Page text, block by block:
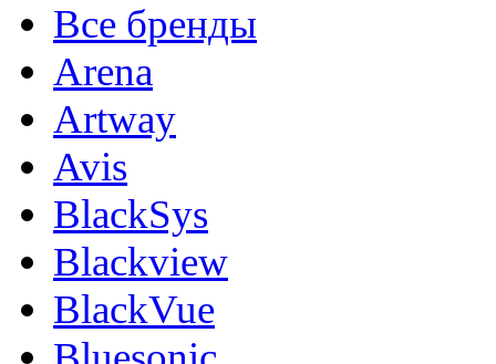
Все бренды
Arena
Artway
Avis
BlackSys
Blackview
BlackVue